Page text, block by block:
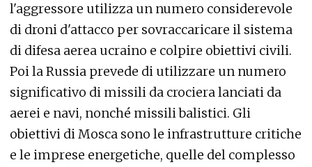
l'aggressore utilizza un numero considerevole
di droni d'attacco per sovraccaricare il sistema
di difesa aerea ucraino e colpire obiettivi civili.
Poi la Russia prevede di utilizzare un numero
significativo di missili da crociera lanciati da
aerei e navi, nonché missili balistici. Gli
obiettivi di Mosca sono le infrastrutture critiche
e le imprese energetiche, quelle del complesso